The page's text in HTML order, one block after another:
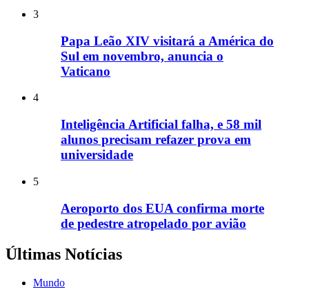
3
Papa Leão XIV visitará a América do
Sul em novembro, anuncia o
Vaticano
4
Inteligência Artificial falha, e 58 mil
alunos precisam refazer prova em
universidade
5
Aeroporto dos EUA confirma morte
de pedestre atropelado por avião
Últimas Notícias
Mundo